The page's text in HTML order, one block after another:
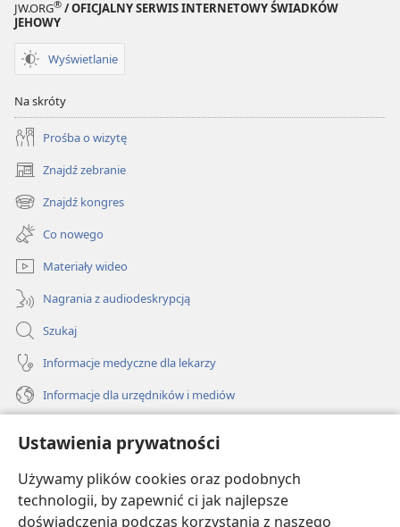
Ustawienia prywatności
Używamy plików cookies oraz podobnych
technologii, by zapewnić ci jak najlepsze
doświadczenia podczas korzystania z naszego
JW.ORG® / OFICJALNY SERWIS INTERNETOWY ŚWIADKÓW
JEHOWY
Wyświetlanie
Na skróty
Prośba o wizytę
Znajdź zebranie
(opens
new
window)
Znajdź kongres
(opens
new
window)
Co nowego
Materiały wideo
Nagrania z audiodeskrypcją
Szukaj
Informacje medyczne dla lekarzy
Informacje dla urzędników i mediów
Darowizny
(opens
new
window)BIBLIOTEKA INTERNETOWA Strażnicy